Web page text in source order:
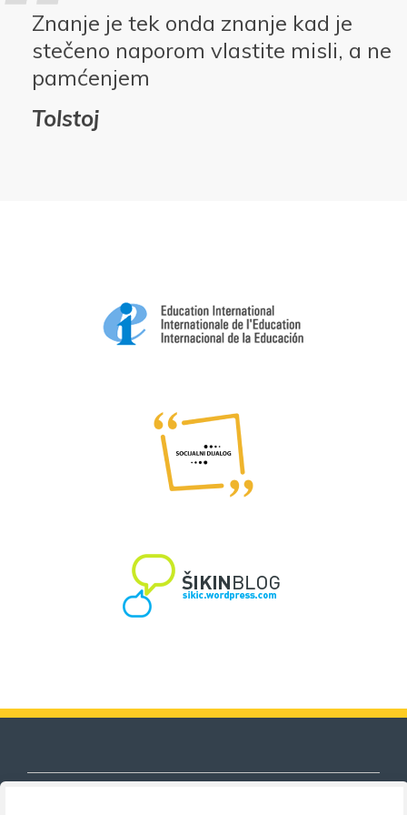
Znanje je tek onda znanje kad je
stečeno naporom vlastite misli, a ne
pamćenjem
Tolstoj